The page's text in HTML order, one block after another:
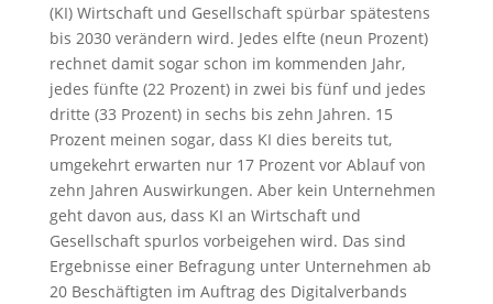
(KI) Wirtschaft und Gesellschaft spürbar spätestens
bis 2030 verändern wird. Jedes elfte (neun Prozent)
rechnet damit sogar schon im kommenden Jahr,
jedes fünfte (22 Prozent) in zwei bis fünf und jedes
dritte (33 Prozent) in sechs bis zehn Jahren. 15
Prozent meinen sogar, dass KI dies bereits tut,
umgekehrt erwarten nur 17 Prozent vor Ablauf von
zehn Jahren Auswirkungen. Aber kein Unternehmen
geht davon aus, dass KI an Wirtschaft und
Gesellschaft spurlos vorbeigehen wird. Das sind
Ergebnisse einer Befragung unter Unternehmen ab
20 Beschäftigten im Auftrag des Digitalverbands